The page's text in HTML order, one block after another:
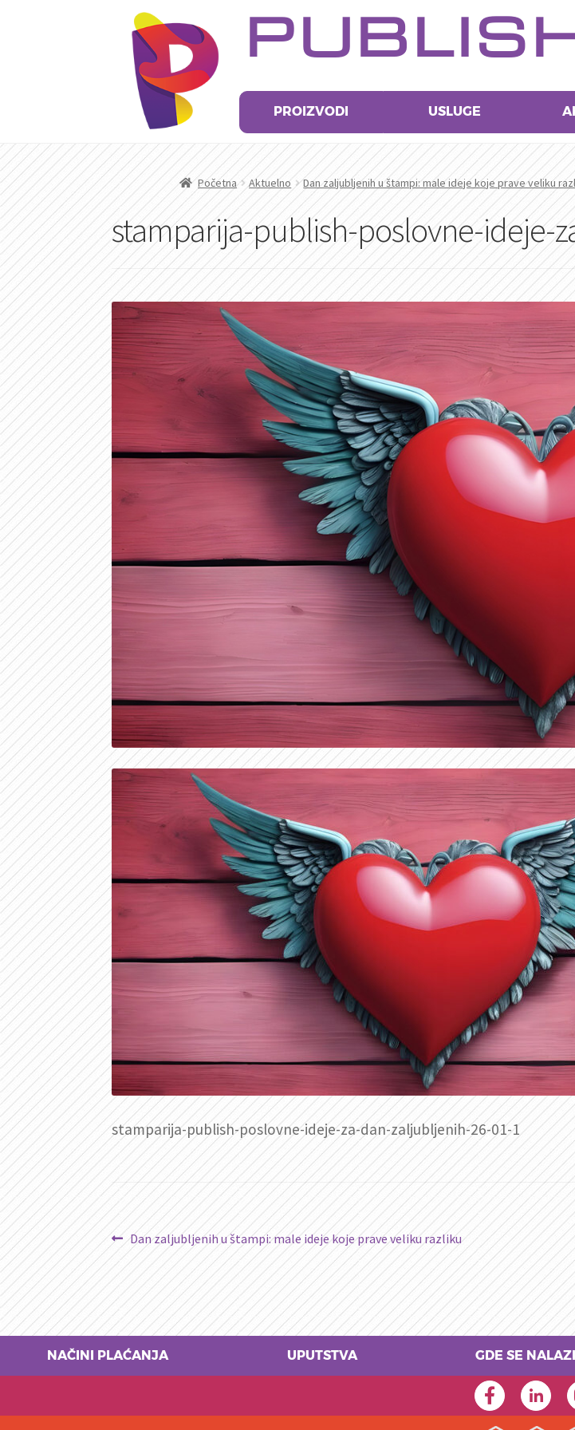
Preskoči
navigaciju
Skoči
sadržaj
PROIZVODI USLUGE
Početna Aktuelno Dan zaljubljenih u štampi: male ideje koje prave veliku
stamparija-publish-poslovne-ideje-
stamparija-publish-poslovne-ideje-za-dan-zaljubljenih-26-01-1
Kretanje
članka
Prethodni
članak:
Dan zaljubljenih u štampi: male ideje koje prave veliku razliku
NAČINI PLAĆANJA UPUTSTVA GDE SE